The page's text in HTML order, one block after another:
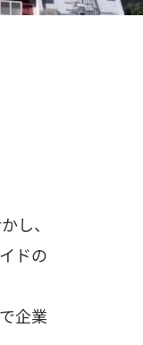
し、
ドの
企業